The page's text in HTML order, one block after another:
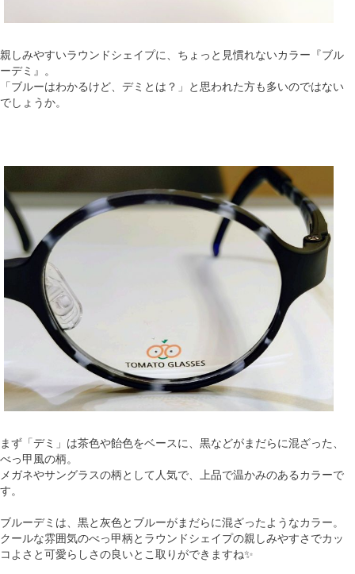
親しみやすいラウンドシェイプに、ちょっと見慣れないカラー『ブル
ーデミ』。
「ブルーはわかるけど、デミとは？」と思われた方も多いのではない
でしょうか。
まず「デミ」は茶色や飴色をベースに、黒などがまだらに混ざった、
べっ甲風の柄。
メガネやサングラスの柄として人気で、上品で温かみのあるカラーで
す。
ブルーデミは、黒と灰色とブルーがまだらに混ざったようなカラー。
クールな雰囲気のべっ甲柄とラウンドシェイプの親しみやすさでカッ
コよさと可愛らしさの良いとこ取りができますね✨